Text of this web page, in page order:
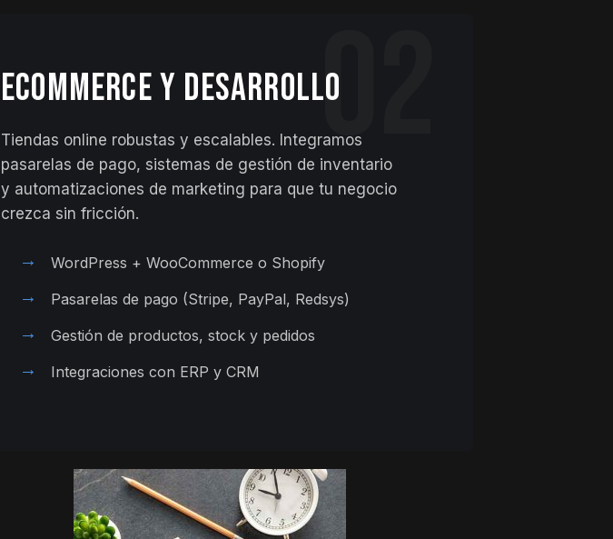
02
ECOMMERCE Y DESARROLLO
Tiendas online robustas y escalables. Integramos
pasarelas de pago, sistemas de gestión de inventario
y automatizaciones de marketing para que tu negocio
crezca sin fricción.
→ WordPress + WooCommerce o Shopify
→ Pasarelas de pago (Stripe, PayPal, Redsys)
→ Gestión de productos, stock y pedidos
→ Integraciones con ERP y CRM